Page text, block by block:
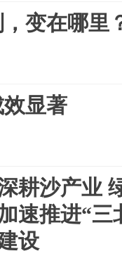
变在哪里
显著
耕沙产业
速推进“三
设